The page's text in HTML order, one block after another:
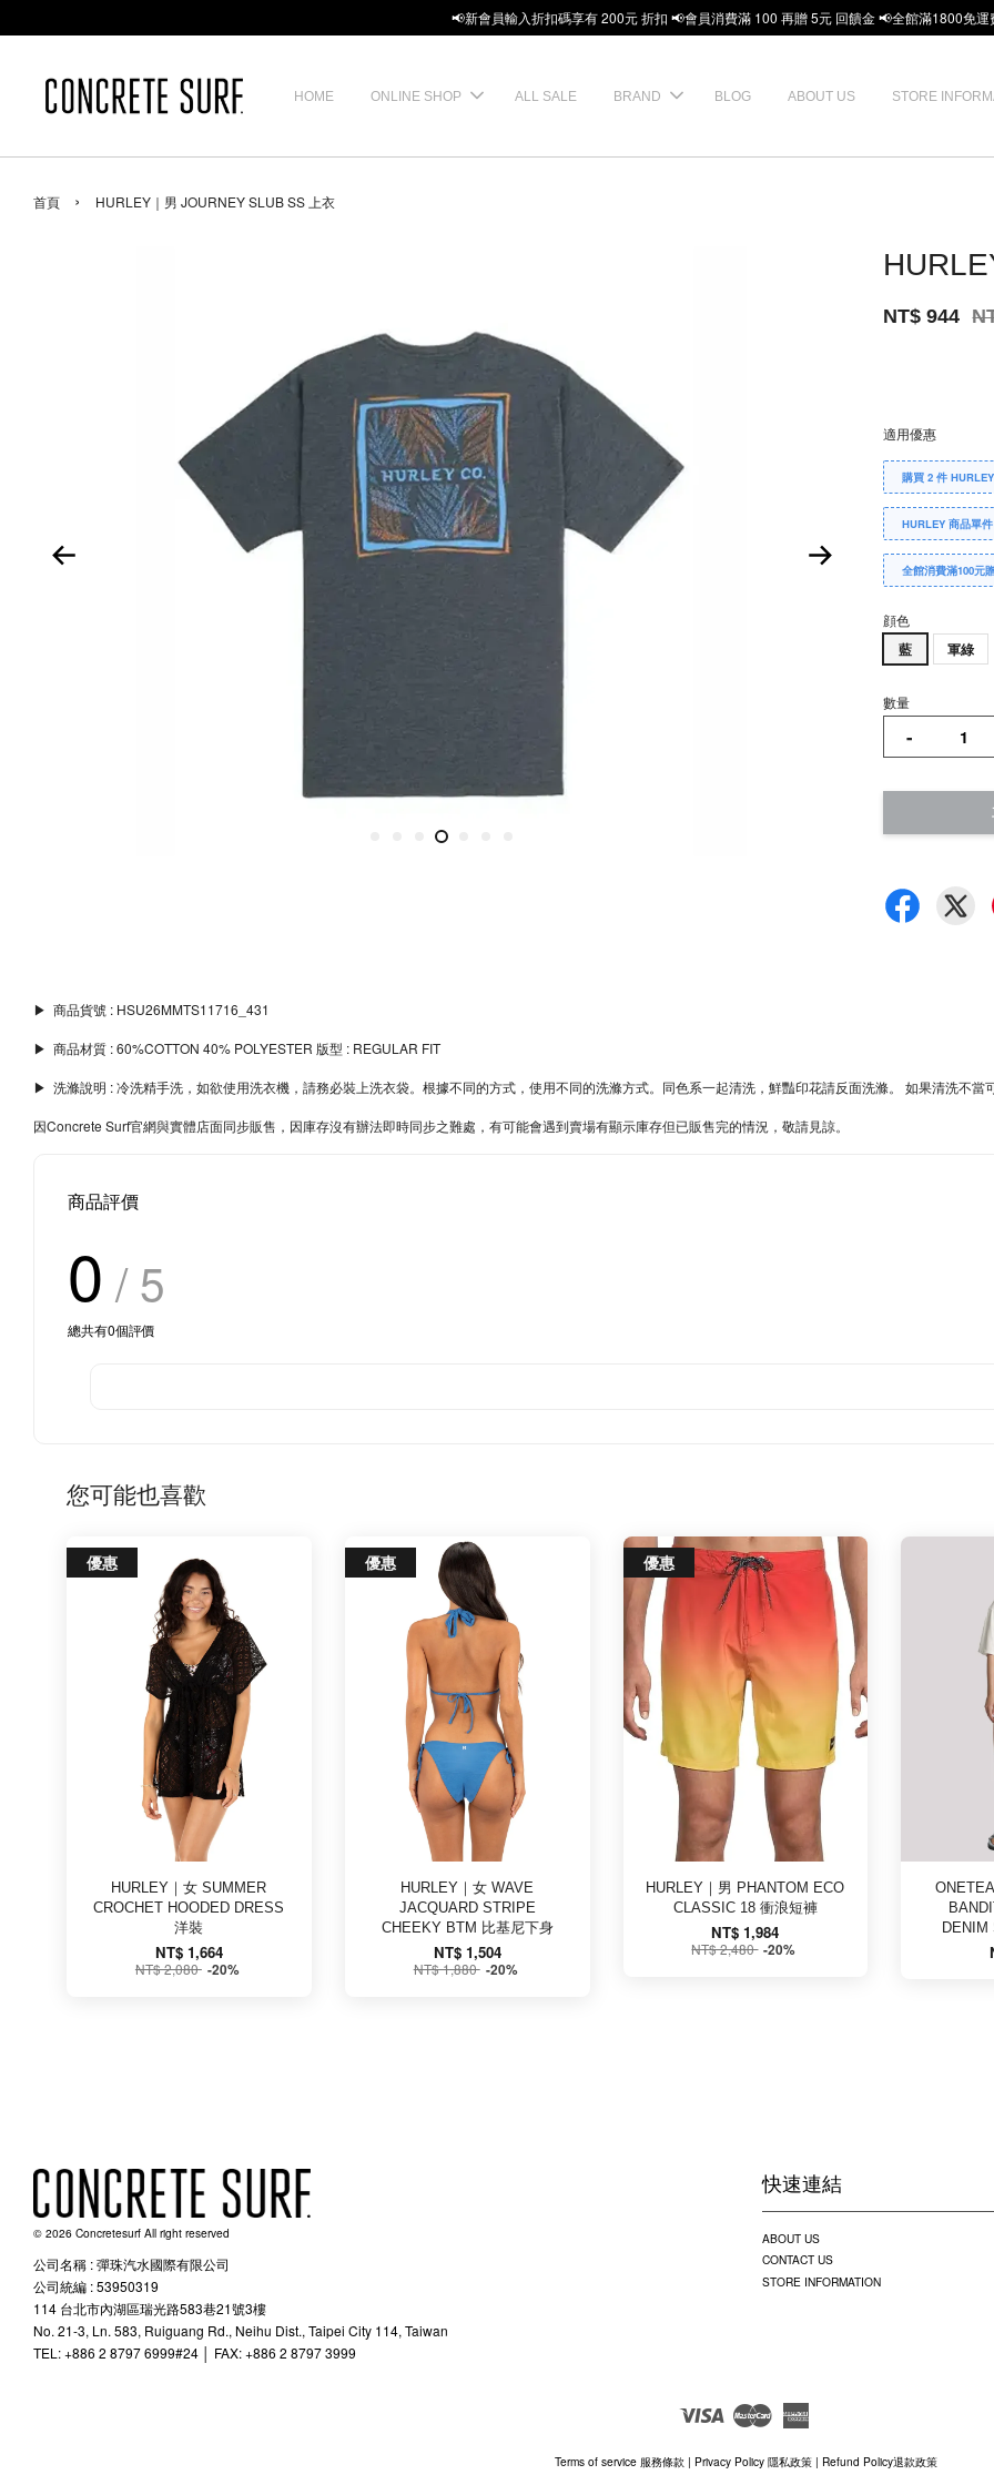
📢新會員輸入折扣碼享有 200元 折扣 📢會員消費滿 100 再贈 5元 回饋金 📢全館滿1800免運
HOME ONLINE SHOP ALL SALE BRAND BLOG ABOUT US STORE
首頁 › HURLEY｜男 JOURNEY SLUB SS 上衣
NT$ 944
適用優惠
購買 2 件
HURLEY 商品單
全館消費滿100元
顔色
藍 軍綠
數量
-
▶︎ 商品貨號 : HSU26MMTS11716_431
▶︎ 商品材質 : 60%COTTON 40% POLYESTER 版型 : REGULAR FIT
▶︎ 洗滌說明 : 冷洗精手洗，如欲使用洗衣機，請務必裝上洗衣袋。根據不同的方式，使用不同的洗滌方式。同色系一起清洗，鮮豔印花請反面洗滌。 如果清洗不當
因Concrete Surf官網與實體店面同步販售，因庫存沒有辦法即時同步之難處，有可能會遇到賣場有顯示庫存但已販售完的情況，敬請見諒。
商品評價
0 / 5
總共有0個評價
您可能也喜歡
優惠
HURLEY｜女 SUMMER
CROCHET HOODED DRESS
洋裝
NT$ 1,664
NT$ 2,080 -20%
優惠
HURLEY｜女 WAVE
JACQUARD STRIPE
CHEEKY BTM 比基尼下身
NT$ 1,504
NT$ 1,880 -20%
優惠
HURLEY｜男 PHANTOM ECO
CLASSIC 18 衝浪短褲
NT$ 1,984
NT$ 2,480 -20%
DENIM
© 2026 Concretesurf All right reserved
公司名稱 : 彈珠汽水國際有限公司
公司統編 : 53950319
快速連結
ABOUT US
CONTACT US
STORE INFORMATION
114 台北市內湖區瑞光路583巷21號3樓
No. 21-3, Ln. 583, Ruiguang Rd., Neihu Dist., Taipei City 114, Taiwan
TEL: +886 2 8797 6999#24 │ FAX: +886 2 8797 3999
Visa Master
Terms of service 服務條款| Privacy Policy 隱私政策| Refund Policy退款政策